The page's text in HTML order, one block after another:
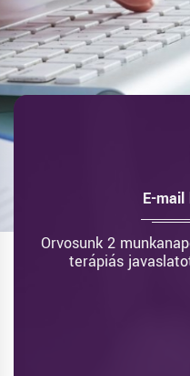
E-
Orvosunk 2
terápiás